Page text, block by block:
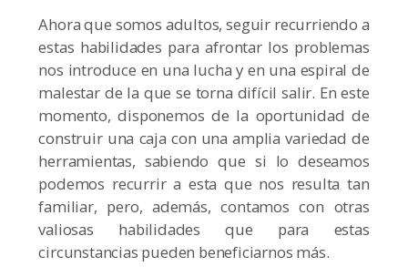
Ahora que somos adultos, seguir recurriendo a
estas habilidades para afrontar los problemas
nos introduce en una lucha y en una espiral de
malestar de la que se torna difícil salir. En este
momento, disponemos de la oportunidad de
construir una caja con una amplia variedad de
herramientas, sabiendo que si lo deseamos
podemos recurrir a esta que nos resulta tan
familiar, pero, además, contamos con otras
valiosas habilidades que para estas
circunstancias pueden beneficiarnos más.